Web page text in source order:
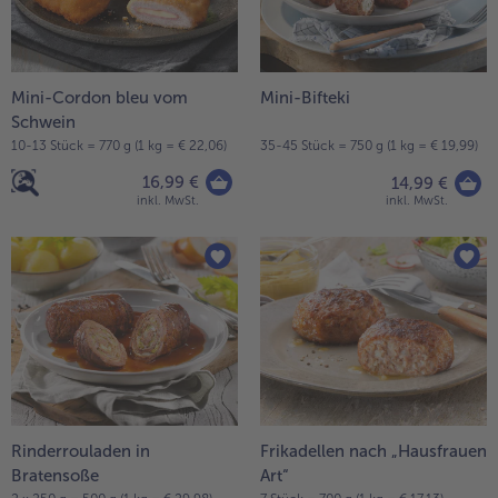
Geflügel
alle Geflügel
Fleischersatz
Pizza
alle Pizza
Snacks
alle Snacks
Kartoffelprodukte
alle Kartoffelprodukte
Beilagen & Saucen
alle Beilagen & Saucen
Suppeneinlagen
alle Suppeneinlagen
Brot & Brötchen
Online Exklusiv
alle Online Exklusiv
Länderküche
Vegetarisch & Vegan
alle Vegetarisch & Vegan
BIO
alle BIO
Kids-Produkte
alle Kids-Produkte
Schoko-Genuss
alle Schoko-Genuss
Confiserie & Feinkost
alle Confiserie & Feinkost
Für die Heißluftfritteuse
Entdecke köstliche Rezepte
Mini-Cordon bleu vom
Schwein
10-13 Stück = 770 g (1 kg = € 22,06)
16,99 €
inkl. MwSt.
Mini-Bifteki
35-45 Stück = 750 g (1 kg = € 19,99)
14,99 €
inkl. MwSt.
Rinderrouladen in
Bratensoße
Frikadellen nach „Hausfrauen
Art“